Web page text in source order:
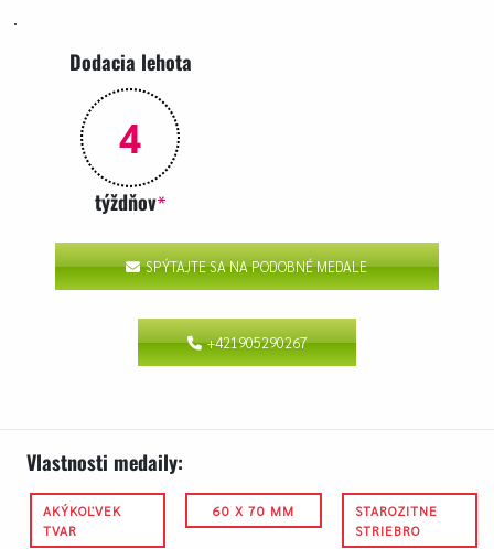
.
Dodacia lehota
4
týždňov*
SPÝTAJTE SA NA PODOBNÉ MEDALE
+421905290267
Vlastnosti medaily:
AKÝKOĽVEK
TVAR
60 X 70 MM
STAROZITNE
STRIEBRO